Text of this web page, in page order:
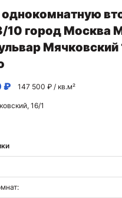
10 город Москва
Мячковский
₽ 147 500 ₽ / кв.м²
16/1